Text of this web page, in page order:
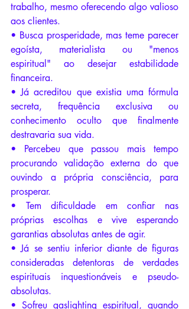
trabalho, mesmo oferecendo algo valioso
aos clientes.
• Busca prosperidade, mas teme parecer
egoísta, materialista ou "menos
espiritual" ao desejar estabilidade
financeira.
• Já acreditou que existia uma fórmula
secreta, frequência exclusiva ou
conhecimento oculto que finalmente
destravaria sua vida.
• Percebeu que passou mais tempo
procurando validação externa do que
ouvindo a própria consciência, para
prosperar.
• Tem dificuldade em confiar nas
próprias escolhas e vive esperando
garantias absolutas antes de agir.
• Já se sentiu inferior diante de figuras
consideradas detentoras de verdades
espirituais inquestionáveis e pseudo-
absolutas.
• Sofreu gaslighting espiritual, quando